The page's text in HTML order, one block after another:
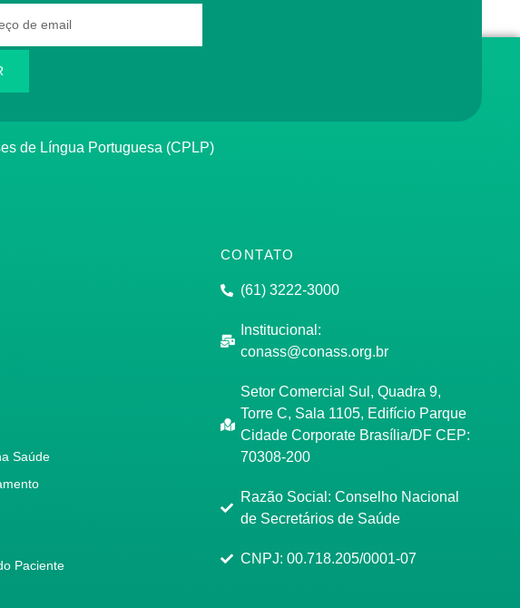
de Língua Portuguesa (CPLP)
Saúde
Paciente
CONTATO
(61) 3222-3000
Institucional:
conass@conass.org.br
Setor Comercial Sul, Quadra 9,
Torre C, Sala 1105, Edifício Parque
Cidade Corporate Brasília/DF CEP:
70308-200
Razão Social: Conselho Nacional
de Secretários de Saúde
CNPJ: 00.718.205/0001-07